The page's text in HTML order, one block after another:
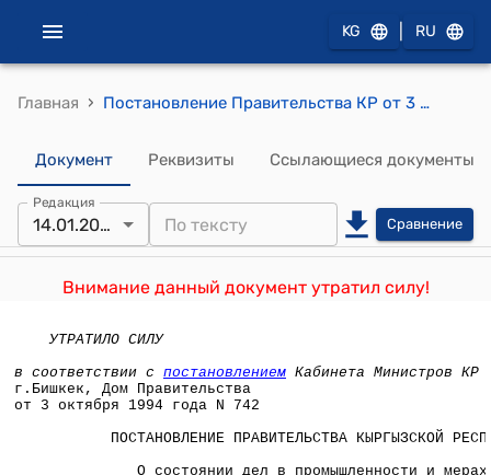
KG RU
Главная › Постановление Правительства КР от 3 октября 1994 года N 742 "О состоянии дел в промышленности и мерах по перестройке промышленного производства"
Документ Реквизиты Ссылающиеся документы
Редакция
14.01.2022 Сравнение
Внимание данный документ утратил силу!